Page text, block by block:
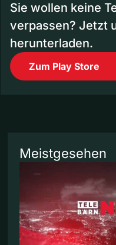
Sie wollen keine
verpassen? Jetzt
herunterladen.
Zum Play Store
Meistgesehen